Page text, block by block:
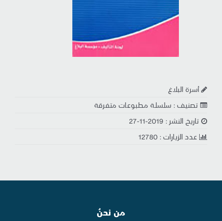
أسرة البلاغ
تصنيف : سلسلة مطبوعات متفرقة
تاريخ النشر : 2019-11-27
عدد الزيارات : 12780
من نحنُ